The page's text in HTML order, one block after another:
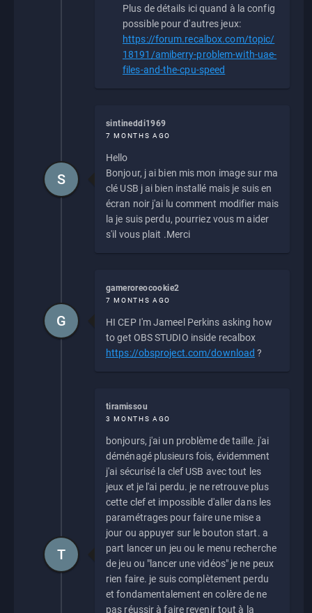
Plus de détails ici quand à la config
possible pour d'autres jeux:
https://forum.recalbox.com/topic/
18191/amiberry-problem-with-uae-
files-and-the-cpu-speed
sintineddi1969
7 MONTHS AGO
Hello
Bonjour, j ai bien mis mon image sur ma
clé USB j ai bien installé mais je suis en
écran noir j'ai lu comment modifier mais
la je suis perdu, pourriez vous m aider
s'il vous plait .Merci
S
gameroreocookie2
7 MONTHS AGO
HI CEP I'm Jameel Perkins asking how
to get OBS STUDIO inside recalbox
https://obsproject.com/download ?
G
tiramissou
3 MONTHS AGO
bonjours, j'ai un problème de taille. j'ai
déménagé plusieurs fois, évidemment
j'ai sécurisé la clef USB avec tout les
jeux et je l'ai perdu. je ne retrouve plus
cette clef et impossible d'aller dans les
paramétrages pour faire une mise a
jour ou appuyer sur le bouton start. a
part lancer un jeu ou le menu recherche
de jeu ou "lancer une vidéos" je ne peux
rien faire. je suis complètement perdu
et fondamentalement en colère de ne
pas réussir à faire revenir tout à la
T